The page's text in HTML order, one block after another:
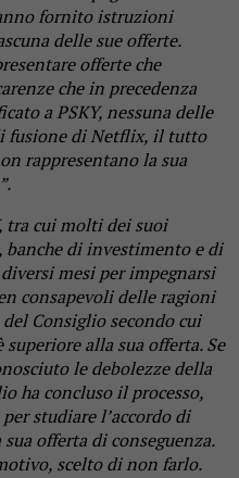
fornito istruzioni
delle sue offerte.
offerte che
che in precedenza
a PSKY, nessuna delle
fusione di Netflix, il tutto
rappresentano la sua
tra cui molti dei suoi
di investimento e di
mesi per impegnarsi
consapevoli delle ragioni
Consiglio secondo cui
alla sua offerta. Se
le debolezze della
ha concluso il processo,
studiare l’accordo di
offerta di conseguenza.
scelto di non farlo.